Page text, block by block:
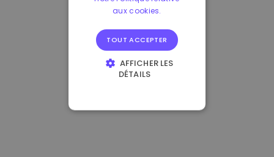
aux cookies.
TOUT ACCEPTER
AFFICHER LES
DÉTAILS